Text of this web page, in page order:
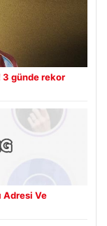
3 günde rekor
Adresi Ve